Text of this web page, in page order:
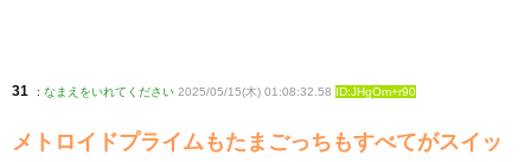
31 : なまえをいれてください 2025/05/15(木) 01:08:32.58 ID:JHgOm+r90
メトロイドプライムもたまごっちもすべてがスイッ